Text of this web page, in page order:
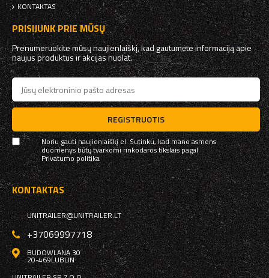
KONTAKTAS
PRISIJUNK PRIE MŪSŲ
Prenumeruokite mūsų naujienlaiškį, kad gautumėte informaciją apie
naujus produktus ir akcijas nuolat.
REGISTRUOTIS
Noriu gauti naujienlaiškį el. Sutinku, kad mano asmens
duomenys būtų tvarkomi rinkodaros tikslais pagal
Privatumo politika
KONTAKTAS
UNITRAILER@UNITRAILER.LT
+37069997718
BUDOWLANA 30
20-469LUBLIN